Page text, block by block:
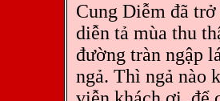
Cung Diễm đã
diễn tả mùa thu
đường tràn ngập
ngả. Thì ngả nào